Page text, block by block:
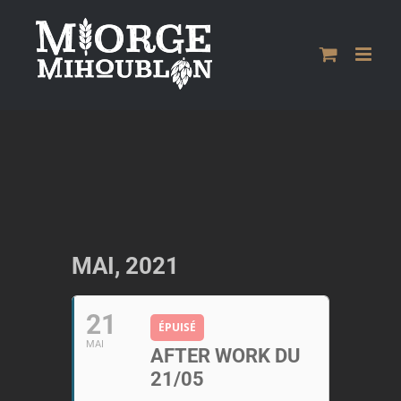
contenu
MAI, 2021
21
MAI
ÉPUISÉ
AFTER WORK DU
21/05